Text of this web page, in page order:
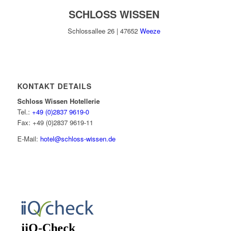
SCHLOSS WISSEN
Schlossallee 26 | 47652 Weeze
KONTAKT DETAILS
Schloss Wissen Hotellerie
Tel.: +49 (0)2837 9619-0
Fax: +49 (0)2837 9619-11
E-Mail: hotel@schloss-wissen.de